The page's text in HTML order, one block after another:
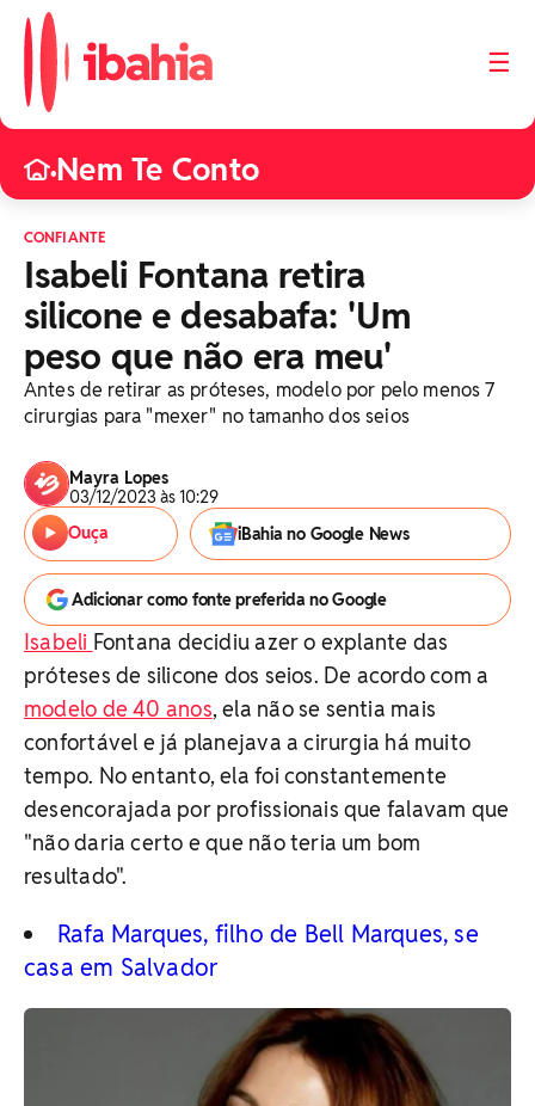
☰
•Nem Te Conto
CONFIANTE
Isabeli Fontana retira
silicone e desabafa: 'Um
peso que não era meu'
Antes de retirar as próteses, modelo por pelo menos 7
cirurgias para "mexer" no tamanho dos seios
Mayra Lopes
03/12/2023 às 10:29
Ouça
iBahia no Google News
Adicionar como fonte preferida no Google
Isabeli Fontana decidiu azer o explante das
próteses de silicone dos seios. De acordo com a
modelo de 40 anos, ela não se sentia mais
confortável e já planejava a cirurgia há muito
tempo. No entanto, ela foi constantemente
desencorajada por profissionais que falavam que
"não daria certo e que não teria um bom
resultado".
Rafa Marques, filho de Bell Marques, se
casa em Salvador